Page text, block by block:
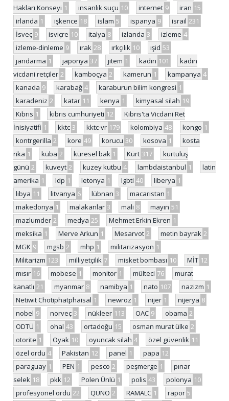
Hakları Konseyi 1 insanlık suçu 10 internet 9 iran 15
irlanda 1 işkence 18 islam 5 ispanya 9 israil 231
İsveç 9 isviçre 10 italya 8 izlanda 3 izleme 4
izleme-dinleme 9 ırak 28 ırkçılık 10 ışid 53
jandarma 1 japonya 37 jitem 1 kadın 101
kadın
vicdani retçiler 2 kamboçya 2 kamerun 1 kampanya 4
kanada 9 karabağ 4 karaburun bilim kongresi 1
karadeniz 2 katar 11 kenya 1 kimyasal silah 19
Kıbrıs 1 kıbrıs cumhuriyeti 12
Kıbrıs'ta Vicdani Ret
İnisiyatifi 1 kktc 3 kktc-vr 179 kolombiya 48 kongo 1
kontrgerilla 2 kore 49 korucu 30 kosova 1
kosta
rika 1 küba 2 küresel bak 1 Kürt 317
kurtuluş
günü 2 kuveyt 2 kuzey kutbu 4 lambdaistanbul 1
latin
amerika 1 ldp 1 letonya 1 lgbti 40 liberya 1
libya 11 litvanya 6 lübnan 3 macaristan 1
makedonya 1 malakanlar 3 mali 8 mayın 51
mazlumder 2 medya 25 Mehmet Erkin Ekren 1
meksika 1 Merve Arkun 1 Mesarvot 2 metin bayrak 2
MGK 9 mgsb 2 mhp 1 militarizasyon 1
Militarizm 123 milliyetçilik 7 misket bombası 10 MİT 12
mısır 16 mobese 1 monitor 1 mülteci 76
murat
kanatlı 21 myanmar 8 namibya 1 nato 107 nazizm 1
Netiwit Chotiphatphaisal 1 newroz 1 nijer 1 nijerya 8
nobel 9 norveç 3 nükleer 113 OAC 9 obama 2
ODTÜ 1 ohal 43 ortadoğu 15 osman murat ülke 2
otorite 1 Oyak 10 oyuncak silah 4 özel güvenlik 11
özel ordu 4 Pakistan 12 panel 1 papa 12
paraguay 1 PEN 1 pesco 2 peşmerge 1
pınar
selek 18 pkk 12 Polen Ünlü 1 polis 43 polonya 10
profesyonel ordu 22 QUNO 2 RAMALC 1 rapor 5